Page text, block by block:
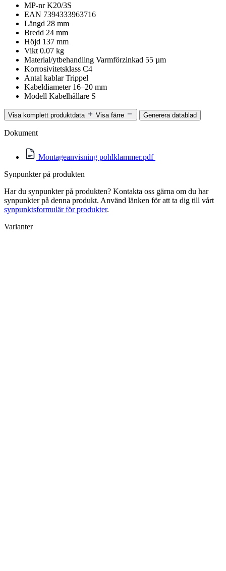
MP-nr K20/3S
EAN 7394333963716
Längd 28 mm
Bredd 24 mm
Höjd 137 mm
Vikt 0.07 kg
Material/ytbehandling Varmförzinkad 55 µm
Korrosivitetsklass C4
Antal kablar Trippel
Kabeldiameter 16–20 mm
Modell Kabelhållare S
Visa komplett produktdata Visa färre Generera datablad
Dokument
Montageanvisning pohlklammer.pdf
Synpunkter på produkten
Har du synpunkter på produkten? Kontakta oss gärna om du har
synpunkter på denna produkt. Använd länken för att ta dig till vårt
synpunktsformulär för produkter.
Varianter